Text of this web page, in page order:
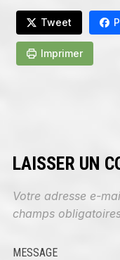
Tweet
Imprimer
LAISSER UN
Votre adresse e-
champs
MESSAGE